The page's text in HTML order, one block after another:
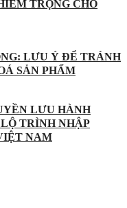
TRỌNG CHO
LƯU Ý ĐỂ TRÁNH
SẢN PHẨM
LƯU HÀNH
TRÌNH NHẬP
NAM